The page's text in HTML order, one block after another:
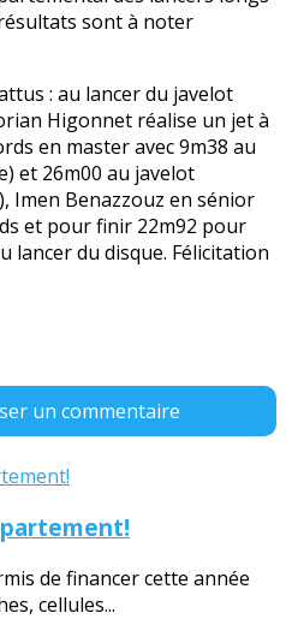
sont à noter
: au lancer du javelot
Higonnet réalise un jet à
en master avec 9m38 au
et 26m00 au javelot
Imen Benazzouz en sénior
et pour finir 22m92 pour
lancer du disque. Félicitation
un commentaire
de financer cette année
cellules...